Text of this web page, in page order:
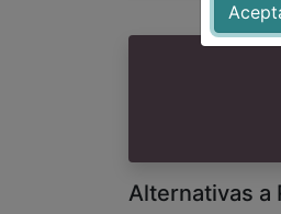
Alternativas a